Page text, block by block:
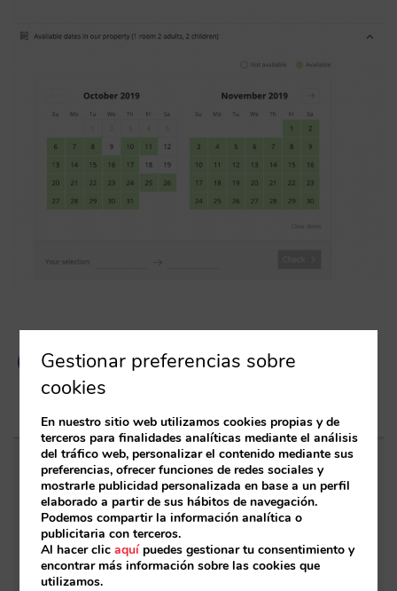
Entradas relacionadas
Estas son nuestras principales novedades de
2021
Así es la nueva página renovada de
Gestionar preferencias sobre
cookies
En nuestro sitio web utilizamos cookies propias y de
terceros para finalidades analíticas mediante el análisis
del tráfico web, personalizar el contenido mediante sus
preferencias, ofrecer funciones de redes sociales y
mostrarle publicidad personalizada en base a un perfil
elaborado a partir de sus hábitos de navegación.
Podemos compartir la información analítica o
publicitaria con terceros.
Al hacer clicaquípuedes gestionar tu consentimiento y
encontrar más información sobre las cookies que
utilizamos.